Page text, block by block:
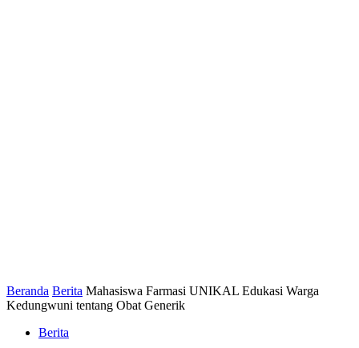
Beranda Berita Mahasiswa Farmasi UNIKAL Edukasi Warga
Kedungwuni tentang Obat Generik
Berita